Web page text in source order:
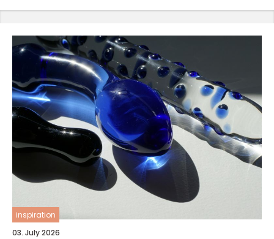
inspiration
03. July 2026